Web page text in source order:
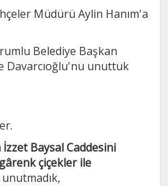
Müdürü Aylin Hanım'a
Belediye Başkan
Davarcıoğlu'nu unuttuk
Baysal Caddesini
çiçekler ile